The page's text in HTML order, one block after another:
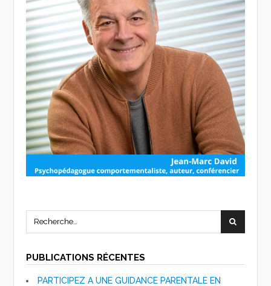
PUBLICATIONS RÉCENTES
PARTICIPEZ A UNE GUIDANCE PARENTALE EN